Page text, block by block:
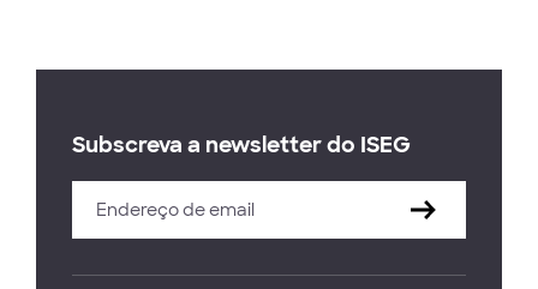
Subscreva a newsletter do ISEG